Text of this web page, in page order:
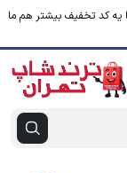
یه کد تخفیف بیشتر هم ما